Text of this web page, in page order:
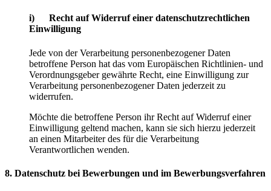
i) Recht auf Widerruf einer datenschutzrechtlichen
Einwilligung
Jede von der Verarbeitung personenbezogener Daten
betroffene Person hat das vom Europäischen Richtlinien- und
Verordnungsgeber gewährte Recht, eine Einwilligung zur
Verarbeitung personenbezogener Daten jederzeit zu
widerrufen.
Möchte die betroffene Person ihr Recht auf Widerruf einer
Einwilligung geltend machen, kann sie sich hierzu jederzeit
an einen Mitarbeiter des für die Verarbeitung
Verantwortlichen wenden.
8. Datenschutz bei Bewerbungen und im Bewerbungsverfahren